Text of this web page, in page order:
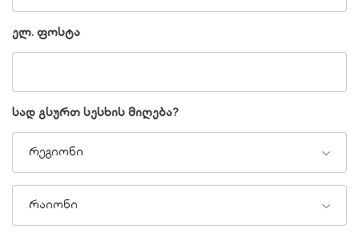
ელ. ფოსტა
სად გსურთ სესხის მიღება?
რეგიონი
რაიონი